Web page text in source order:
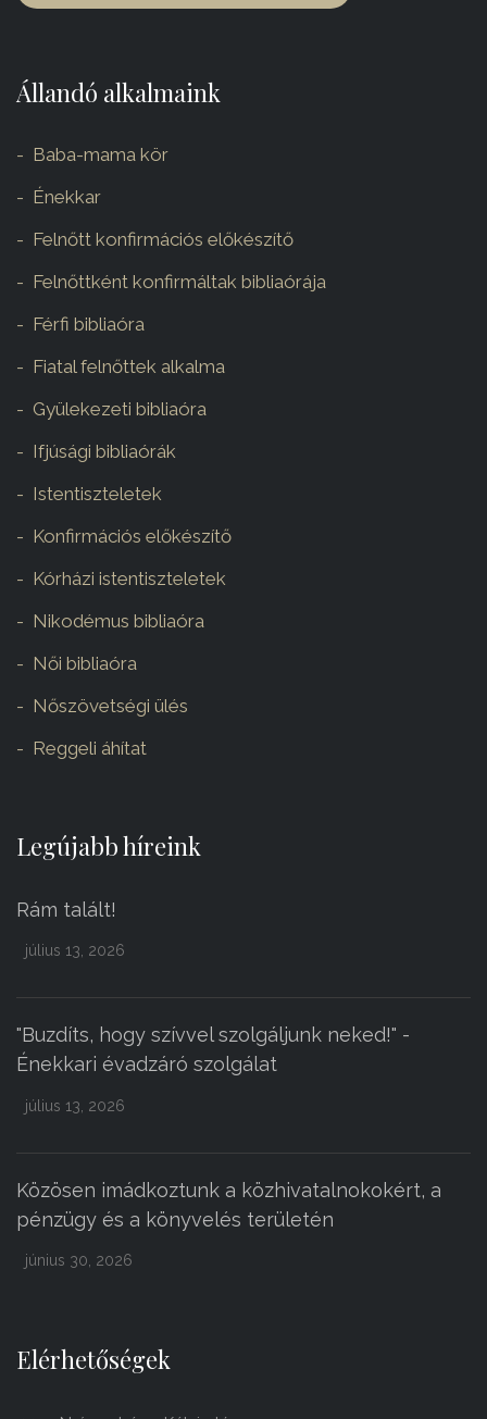
Állandó alkalmaink
Baba-mama kör
Énekkar
Felnőtt konfirmációs előkészítő
Felnőttként konfirmáltak bibliaórája
Férfi bibliaóra
Fiatal felnőttek alkalma
Gyülekezeti bibliaóra
Ifjúsági bibliaórák
Istentiszteletek
Konfirmációs előkészítő
Kórházi istentiszteletek
Nikodémus bibliaóra
Női bibliaóra
Nőszövetségi ülés
Reggeli áhítat
Legújabb híreink
Rám talált!
július 13, 2026
"Buzdíts, hogy szívvel szolgáljunk neked!" -
Énekkari évadzáró szolgálat
július 13, 2026
Közösen imádkoztunk a közhivatalnokokért, a
pénzügy és a könyvelés területén
június 30, 2026
Elérhetőségek